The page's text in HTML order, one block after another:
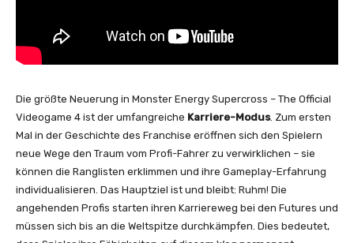
Die größte Neuerung in Monster Energy Supercross – The Official
Videogame 4 ist der umfangreiche Karriere-Modus. Zum ersten
Mal in der Geschichte des Franchise eröffnen sich den Spielern
neue Wege den Traum vom Profi-Fahrer zu verwirklichen – sie
können die Ranglisten erklimmen und ihre Gameplay-Erfahrung
individualisieren. Das Hauptziel ist und bleibt: Ruhm! Die
angehenden Profis starten ihren Karriereweg bei den Futures und
müssen sich bis an die Weltspitze durchkämpfen. Dies bedeutet,